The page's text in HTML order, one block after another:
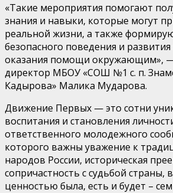
«Такие мероприятия помогают
знания и навыки, которые могут
реальной жизни, а также
безопасного поведения и
оказания помощи окружающим»,
директор МБОУ «СОШ №1 с. п.
Кадырова» Малика Мударова.
Движение Первых — это сотни
воспитания и становления
ответственного молодежного
которого важны уважение к
народов России, историческая
сопричастность с судьбой страны,
ценностью была, есть и будет –